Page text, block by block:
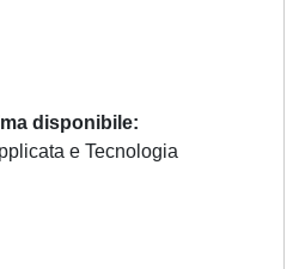
disponibile
e Tecnologia